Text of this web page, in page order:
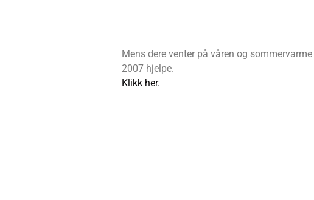
Mens dere venter på våren og
2007 hjelpe.
Klikk her.